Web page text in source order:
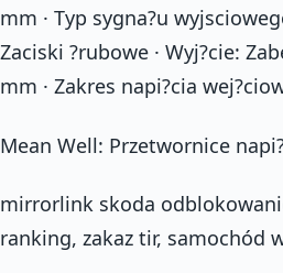
mm · Typ sygna?u
Zaciski ?rubowe · Wyj?cie:
mm · Zakres napi?cia
Mean Well: Przetwornice
mirrorlink skoda
ranking, zakaz tir, samochód